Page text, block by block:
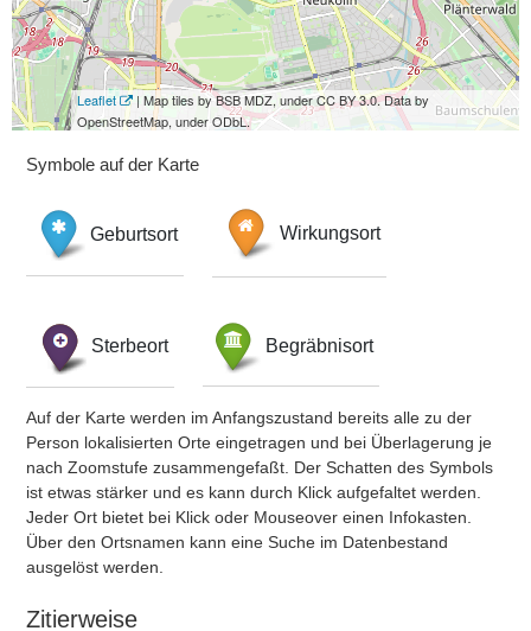
Leaflet
| Map tiles by BSB MDZ, under CC BY 3.0. Data by
OpenStreetMap, under ODbL.
Symbole auf der Karte
Geburtsort Wirkungsort
Sterbeort Begräbnisort
Auf der Karte werden im Anfangszustand bereits alle zu der
Person lokalisierten Orte eingetragen und bei Überlagerung je
nach Zoomstufe zusammengefaßt. Der Schatten des Symbols
ist etwas stärker und es kann durch Klick aufgefaltet werden.
Jeder Ort bietet bei Klick oder Mouseover einen Infokasten.
Über den Ortsnamen kann eine Suche im Datenbestand
ausgelöst werden.
Zitierweise